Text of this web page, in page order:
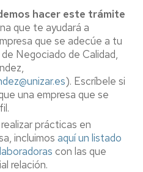
hacer este trámite
que te ayudará a
que se adecúe a tu
Negociado de Calidad,
). Escríbele si
una empresa que se
prácticas en
incluimos aquí un listado
con las que
relación.